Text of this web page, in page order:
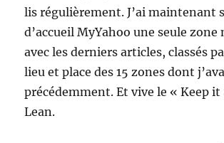
lis régulièrement. J’ai maintenant
d’accueil MyYahoo une seule zone
avec les derniers articles, classés
lieu et place des 15 zones dont
précédemment. Et vive le « Keep it
Lean.